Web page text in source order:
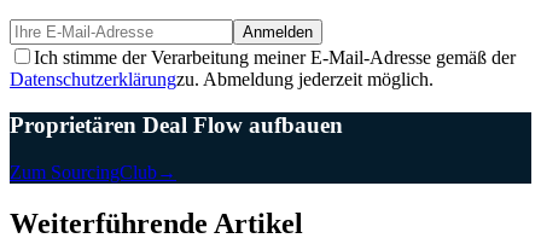
Anmelden
Ich stimme der Verarbeitung meiner E-Mail-Adresse gemäß der
Datenschutzerklärungzu. Abmeldung jederzeit möglich.
Proprietären Deal Flow aufbauen
Zum SourcingClub→
Weiterführende Artikel